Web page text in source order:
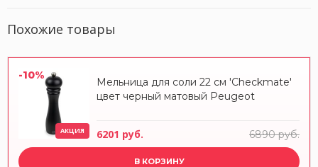
Похожие товары
-10%
АКЦИЯ
Мельница для соли 22 см 'Checkmate'
цвет черный матовый Peugeot
6201 руб. 6890 руб.
В КОРЗИНУ